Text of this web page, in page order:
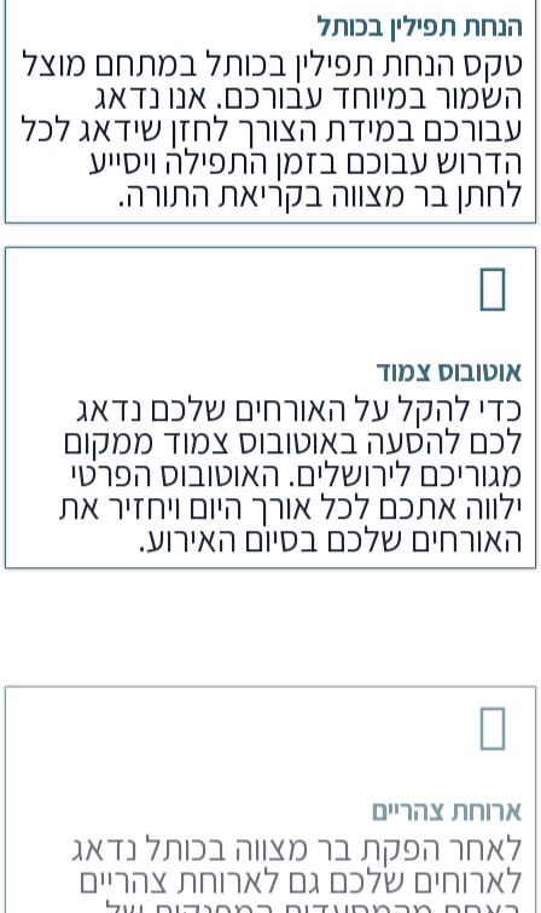
הנחת תפילין בכותל
טקס הנחת תפילין בכותל במתחם מוצל
השמור במיוחד עבורכם. אנו נדאג
עבורכם במידת הצורך לחזן שידאג לכל
הדרוש עבוכם בזמן התפילה ויסייע
לחתן בר מצווה בקריאת התורה.
כדי להקל על האורחים שלכם נדאג
לכם להסעה באוטובוס צמוד ממקום
מגוריכם לירושלים. האוטובוס הפרטי
ילווה אתכם לכל אורך היום ויחזיר את
האורחים שלכם בסיום האירוע.
ארוחת צהריים
לאחר הפקת בר מצווה בכותל נדאג
לארוחים שלכם גם לארוחת צהריים
ירושלים. אנו עובדים עם מבחר
מסעדות שתוכלו לבחור מבניהם.